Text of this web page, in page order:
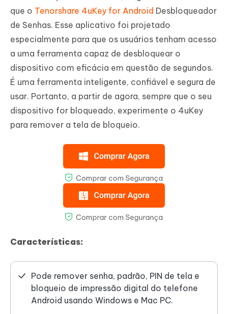
que o Tenorshare 4uKey for Android Desbloqueador
de Senhas. Esse aplicativo foi projetado
especialmente para que os usuários tenham acesso
a uma ferramenta capaz de desbloquear o
dispositivo com eficácia em questão de segundos.
É uma ferramenta inteligente, confiável e segura de
usar. Portanto, a partir de agora, sempre que o seu
dispositivo for bloqueado, experimente o 4uKey
para remover a tela de bloqueio.
Características:
Pode remover senha, padrão, PIN de tela e
bloqueio de impressão digital do telefone
Android usando Windows e Mac PC.